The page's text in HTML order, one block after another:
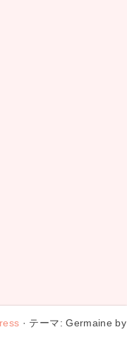
· テーマ: Germaine by